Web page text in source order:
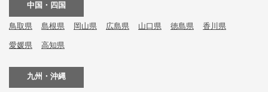
中国・四国
鳥取県 島根県 岡山県 広島県 山口県 徳島県 香川県
愛媛県 高知県
九州・沖縄